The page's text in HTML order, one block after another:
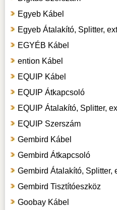
Egyeb Kábel
Egyeb Átalakító, Splitter,
EGYÉB Kábel
ention Kábel
EQUIP Kábel
EQUIP Átkapcsoló
EQUIP Átalakító, Splitter,
EQUIP Szerszám
Gembird Kábel
Gembird Átkapcsoló
Gembird Átalakító, Splitter,
Gembird Tisztítóeszköz
Goobay Kábel